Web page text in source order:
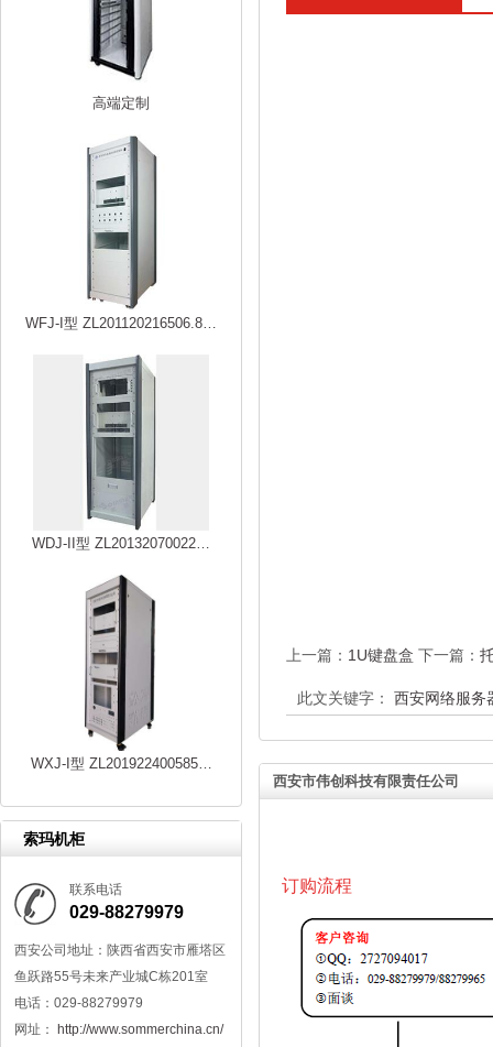
高端定制
WFJ-I型 ZL201120216506.8…
WDJ-II型 ZL20132070022…
WXJ-I型 ZL201922400585…
索玛机柜
联系电话
029-88279979
西安公司地址：陕西省西安市雁塔区
鱼跃路55号未来产业城C栋201室
电话：029-88279979
网址：
http://www.sommerchina.cn/
上一篇： 1U键盘盒 下一篇：
此文关键字： 西安网络服务
西安市伟创科技有限责任公司
订购流程